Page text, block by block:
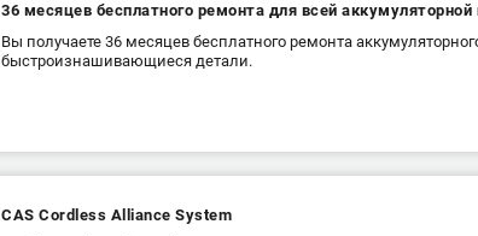
36 месяцев бесплатного ремонта для всей аккумуляторной
Вы получаете 36 месяцев бесплатного ремонта
быстроизнашивающиеся детали.
CAS Cordless Alliance System